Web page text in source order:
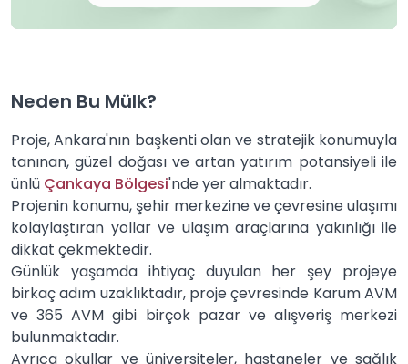
Neden Bu Mülk?
Proje, Ankara'nın başkenti olan ve stratejik konumuyla
tanınan, güzel doğası ve artan yatırım potansiyeli ile
ünlü Çankaya Bölgesi'nde yer almaktadır.
Projenin konumu, şehir merkezine ve çevresine ulaşımı
kolaylaştıran yollar ve ulaşım araçlarına yakınlığı ile
dikkat çekmektedir.
Günlük yaşamda ihtiyaç duyulan her şey projeye
birkaç adım uzaklıktadır, proje çevresinde Karum AVM
ve 365 AVM gibi birçok pazar ve alışveriş merkezi
bulunmaktadır.
Ayrıca okullar ve üniversiteler, hastaneler ve sağlık